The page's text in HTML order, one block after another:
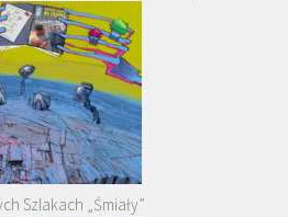
Szlakach „Śmiały”